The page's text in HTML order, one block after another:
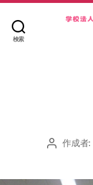
検索
投 作成者: